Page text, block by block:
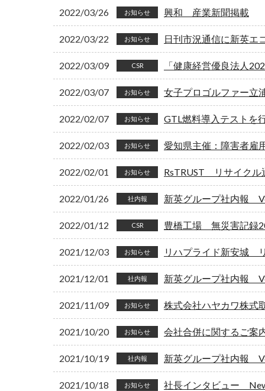
2022/03/26 お知らせ 興和 産業新聞掲載
2022/03/22 お知らせ 日刊市況通信に新英エ
2022/03/09 CSR 「健康経営優良法人
2022/03/07 お知らせ 女子プロゴルファー立
2022/02/07 お知らせ GTL燃料導入テストを
2022/02/03 お知らせ 愛知県主催：障害者雇
2022/02/01 お知らせ RsTRUST リサイクル
2022/01/26 社内報 新英グループ社内報
2022/01/12 CSR 豊橋工場 無災害記録
2021/12/03 お知らせ リハプライド新安城
2021/12/01 社内報 新英グループ社内報
2021/11/09 お知らせ 株式会社ハヤカワ株式
2021/10/20 お知らせ 会社合併に関するご案
2021/10/19 社内報 新英グループ社内報
2021/10/18 お知らせ 社長インタビュー